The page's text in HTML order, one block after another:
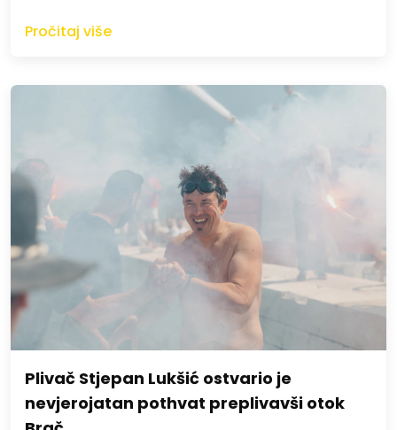
Pročitaj više
Plivač Stjepan Lukšić ostvario je
nevjerojatan pothvat preplivavši otok